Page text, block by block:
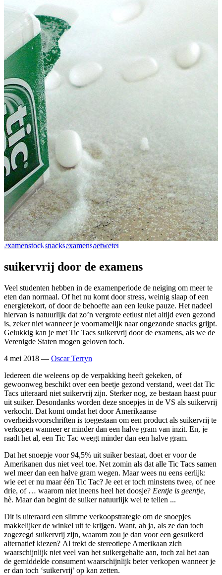
examenstocksnacksexamensbetweter
suikervrij door de examens
Veel studenten hebben in de examenperiode de neiging om meer te
eten dan normaal. Of het nu komt door stress, weinig slaap of een
energietekort, of door de behoefte aan een leuke pauze. Het nadeel
hiervan is natuurlijk dat zo’n vergrote eetlust niet altijd even gezond
is, zeker niet wanneer je voornamelijk naar ongezonde snacks grijpt.
Gelukkig kan je met Tic Tacs suikervrij door de examens, als we de
Verenigde Staten mogen geloven toch.
4 mei 2018 — Oscar Terryn
Iedereen die weleens op de verpakking heeft gekeken, of
gewoonweg beschikt over een beetje gezond verstand, weet dat Tic
Tacs uiteraard niet suikervrij zijn. Sterker nog, ze bestaan haast puur
uit suiker. Desondanks worden deze snoepjes in de VS als suikervrij
verkocht. Dat komt omdat het door Amerikaanse
overheidsvoorschriften is toegestaan om een product als suikervrij te
verkopen wanneer er minder dan een halve gram van inzit. En, je
raadt het al, een Tic Tac weegt minder dan een halve gram.
Dat het snoepje voor 94,5% uit suiker bestaat, doet er voor de
Amerikanen dus niet veel toe. Net zomin als dat alle Tic Tacs samen
wel meer dan een halve gram wegen. Maar wees nu eens eerlijk:
wie eet er nu maar één Tic Tac? Je eet er toch minstens twee, of nee
drie, of … waarom niet ineens heel het doosje? Eentje is geentje,
hè. Maar dan begint de suiker natuurlijk wel te tellen ...
Dit is uiteraard een slimme verkoopstrategie om de snoepjes
makkelijker de winkel uit te krijgen. Want, ah ja, als ze dan toch
zogezegd suikervrij zijn, waarom zou je dan voor een gesuikerd
alternatief kiezen? Al trekt de stereotiepe Amerikaan zich
waarschijnlijk niet veel van het suikergehalte aan, toch zal het aan
de gemiddelde consument waarschijnlijk beter verkopen wanneer je
er dan toch ‘suikervrij’ op kan zetten.